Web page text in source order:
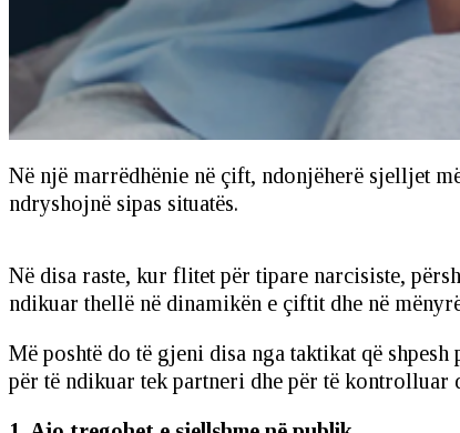
Në një marrëdhënie në çift, ndonjëherë sjelljet
ndryshojnë sipas situatës.
Në disa raste, kur flitet për tipare narcisiste,
ndikuar thellë në dinamikën e çiftit dhe në
Më poshtë do të gjeni disa nga taktikat që
për të ndikuar tek partneri dhe për të kontrolluar